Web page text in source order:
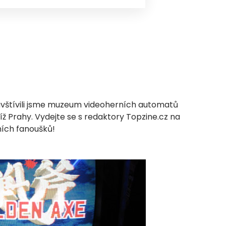
jsme muzeum videoherních automatů
Prahy. Vydejte se s redaktory Topzine.cz na
fanoušků!